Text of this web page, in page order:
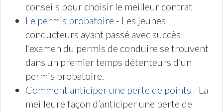
conseils pour choisir le meilleur contrat
Le permis probatoire - Les jeunes
conducteurs ayant passé avec succès
l’examen du permis de conduire se trouvent
dans un premier temps détenteurs d’un
permis probatoire.
Comment anticiper une perte de points - La
meilleure façon d’anticiper une perte de